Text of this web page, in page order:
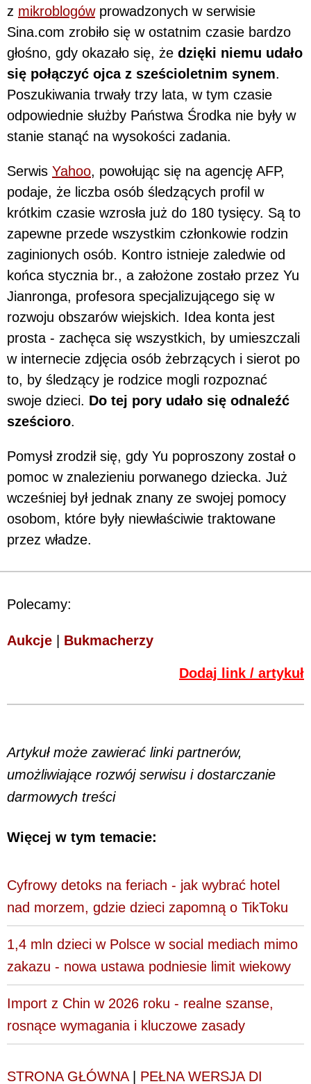
z mikroblogówprowadzonych w serwisie
Sina.com zrobiło się w ostatnim czasie bardzo
głośno, gdy okazało się, że dzięki niemu udało
się połączyć ojca z sześcioletnim synem.
Poszukiwania trwały trzy lata, w tym czasie
odpowiednie służby Państwa Środka nie były w
stanie stanąć na wysokości zadania.
Serwis Yahoo, powołując się na agencję AFP,
podaje, że liczba osób śledzących profil w
krótkim czasie wzrosła już do 180 tysięcy. Są to
zapewne przede wszystkim członkowie rodzin
zaginionych osób. Kontro istnieje zaledwie od
końca stycznia br., a założone zostało przez Yu
Jianronga, profesora specjalizującego się w
rozwoju obszarów wiejskich. Idea konta jest
prosta - zachęca się wszystkich, by umieszczali
w internecie zdjęcia osób żebrzących i sierot po
to, by śledzący je rodzice mogli rozpoznać
swoje dzieci. Do tej pory udało się odnaleźć
sześcioro.
Pomysł zrodził się, gdy Yu poproszony został o
pomoc w znalezieniu porwanego dziecka. Już
wcześniej był jednak znany ze swojej pomocy
osobom, które były niewłaściwie traktowane
przez władze.
Polecamy:
Aukcje | Bukmacherzy
Dodaj link / artykuł
Artykuł może zawierać linki partnerów,
umożliwiające rozwój serwisu i dostarczanie
darmowych treści
Więcej w tym temacie:
Cyfrowy detoks na feriach - jak wybrać hotel
nad morzem, gdzie dzieci zapomną o TikToku
1,4 mln dzieci w Polsce w social mediach mimo
zakazu - nowa ustawa podniesie limit wiekowy
Import z Chin w 2026 roku - realne szanse,
rosnące wymagania i kluczowe zasady
STRONA GŁÓWNA| PEŁNA WERSJA DI